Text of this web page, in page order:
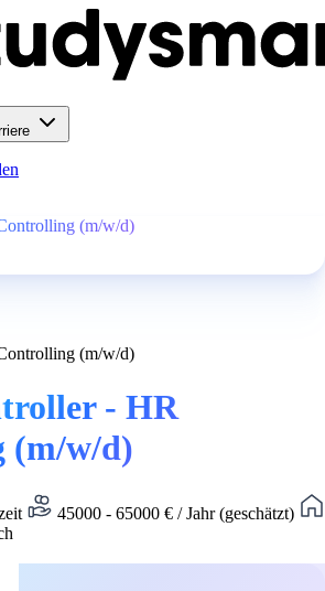
(m/w/d)
(m/w/d)
- HR
(m/w/d)
45000 - 65000 € / Jahr (geschätzt)